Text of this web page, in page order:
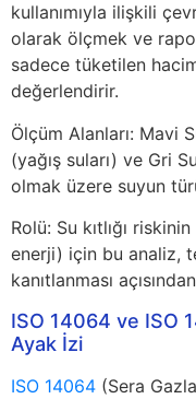
kullanımıyla ilişkili
olarak ölçmek ve
sadece tüketilen
değerlendirir.
Ölçüm Alanları: Mavi
(yağış suları) ve Gri
olmak üzere suyun
Rolü: Su kıtlığı
enerji) için bu analiz,
kanıtlanması
ISO 14064 ve ISO
Ayak İzi
ISO 14064 (Sera